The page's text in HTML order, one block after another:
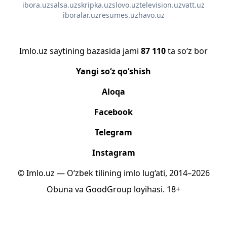
ibora.uzsalsa.uzskripka.uzslovo.uztelevision.uzvatt.uz
iboralar.uzresumes.uzhavo.uz
Imlo.uz saytining bazasida jami 87 110ta so‘z bor
Yangi so‘z qo‘shish
Aloqa
Facebook
Telegram
Instagram
© Imlo.uz — O‘zbek tilining imlo lug‘ati, 2014–2026
Obuna va GoodGroup loyihasi. 18+